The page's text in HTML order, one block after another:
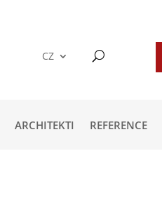
CZ
ARCHITEKTI REFERENCE